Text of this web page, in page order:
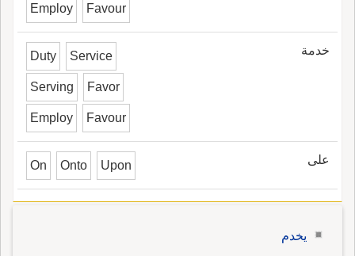
Employ Favour
خدمة Duty Service
Serving Favor
Employ Favour
على On Onto Upon
يخدم